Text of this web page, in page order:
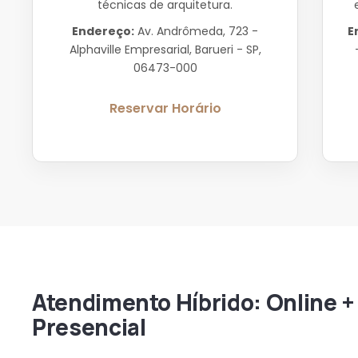
técnicas de arquitetura.
Endereço: Av. Andrômeda, 723 -
Alphaville Empresarial, Barueri - SP,
06473-000
Reservar Horário
Atendimento Híbrido: Online +
Presencial